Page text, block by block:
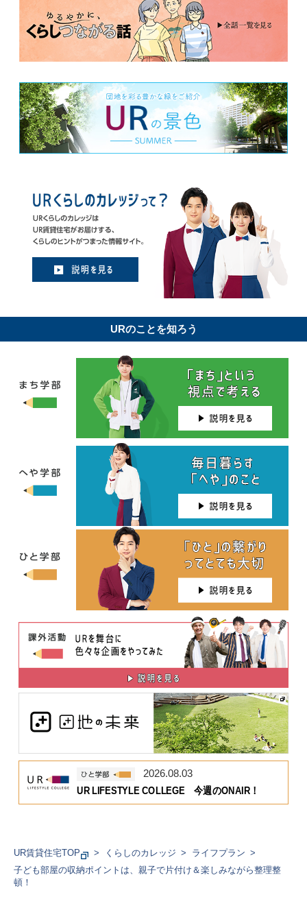
URのことを知ろう
2026.08.03
UR LIFESTYLE COLLEGE 今週のONAIR！
UR賃貸住宅TOP くらしのカレッジ
ライフプラン
子ども部屋の収納ポイントは、親子で片付け＆楽しみながら整理整
頓！